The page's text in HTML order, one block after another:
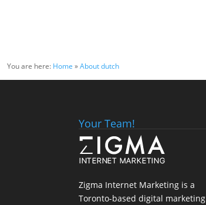
You are here: Home »About dutch
Your Team!
Zigma Internet Marketing is a
Toronto-based digital marketing